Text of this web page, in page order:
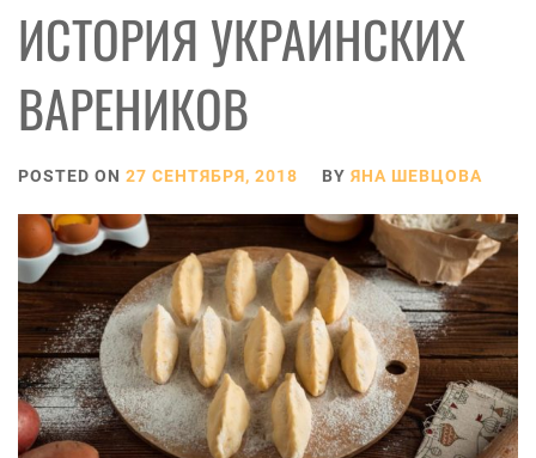
ИСТОРИЯ УКРАИНСКИХ
ВАРЕНИКОВ
POSTED ON 27 СЕНТЯБРЯ, 2018 BY ЯНА ШЕВЦОВА